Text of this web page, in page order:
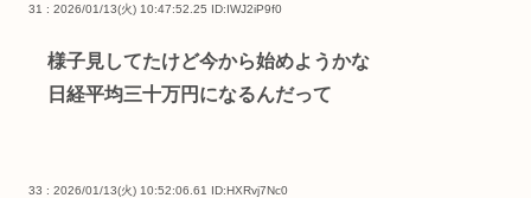
31 : 2026/01/13(火) 10:47:52.25 ID:IWJ2iP9f0
様子見してたけど今から始めようかな
日経平均三十万円になるんだって
33 : 2026/01/13(火) 10:52:06.61 ID:HXRvj7Nc0